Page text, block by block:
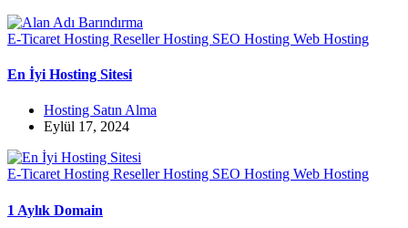
E-Ticaret Hosting Reseller Hosting SEO Hosting Web Hosting
En İyi Hosting Sitesi
Hosting Satın Alma
Eylül 17, 2024
E-Ticaret Hosting Reseller Hosting SEO Hosting Web Hosting
1 Aylık Domain